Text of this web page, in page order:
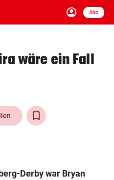
account_circle
Anmelden
Abo
close Schließen
arrow_right
wäre ein Fall
Derby war Bryan